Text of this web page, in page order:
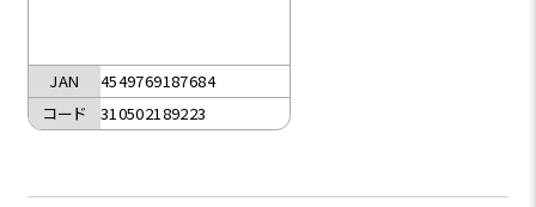
JAN
4549769187684
コード
310502189223